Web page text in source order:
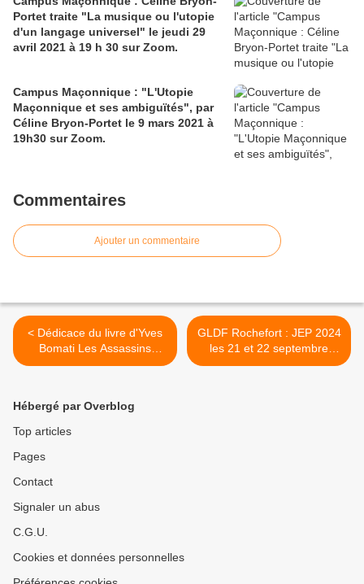
Portet traite "La musique ou l'utopie
d'un langage universel" le jeudi 29
avril 2021 à 19 h 30 sur Zoom.
Campus Maçonnique : "L'Utopie
Maçonnique et ses ambiguïtés", par
Céline Bryon-Portet le 9 mars 2021 à
19h30 sur Zoom.
Commentaires
Ajouter un commentaire
< Dédicace du livre d'Yves
Bomati Les Assassins
d’Alamût le 21 septembre
GLDF Rochefort : JEP 2024
les 21 et 22 septembre
2024 >
Hébergé par Overblog
Top articles
Pages
Contact
Signaler un abus
C.G.U.
Cookies et données personnelles